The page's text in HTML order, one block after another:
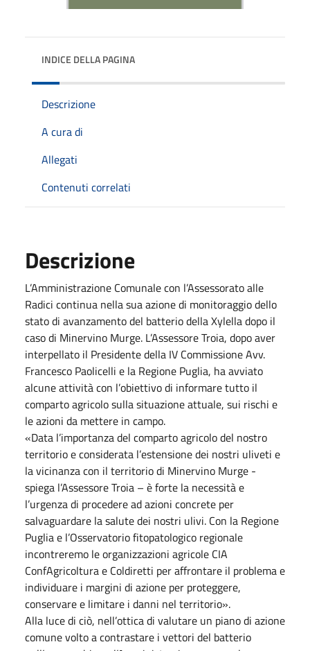
INDICE DELLA PAGINA
Descrizione
A cura di
Allegati
Contenuti correlati
Descrizione
L’Amministrazione Comunale con l’Assessorato alle
Radici continua nella sua azione di monitoraggio dello
stato di avanzamento del batterio della Xylella dopo il
caso di Minervino Murge. L’Assessore Troia, dopo aver
interpellato il Presidente della IV Commissione Avv.
Francesco Paolicelli e la Regione Puglia, ha avviato
alcune attività con l’obiettivo di informare tutto il
comparto agricolo sulla situazione attuale, sui rischi e
le azioni da mettere in campo.
«Data l’importanza del comparto agricolo del nostro
territorio e considerata l’estensione dei nostri uliveti e
la vicinanza con il territorio di Minervino Murge -
spiega l’Assessore Troia – è forte la necessità e
l’urgenza di procedere ad azioni concrete per
salvaguardare la salute dei nostri ulivi. Con la Regione
Puglia e l’Osservatorio fitopatologico regionale
incontreremo le organizzazioni agricole CIA
ConfAgricoltura e Coldiretti per affrontare il problema e
individuare i margini di azione per proteggere,
conservare e limitare i danni nel territorio».
Alla luce di ciò, nell’ottica di valutare un piano di azione
comune volto a contrastare i vettori del batterio